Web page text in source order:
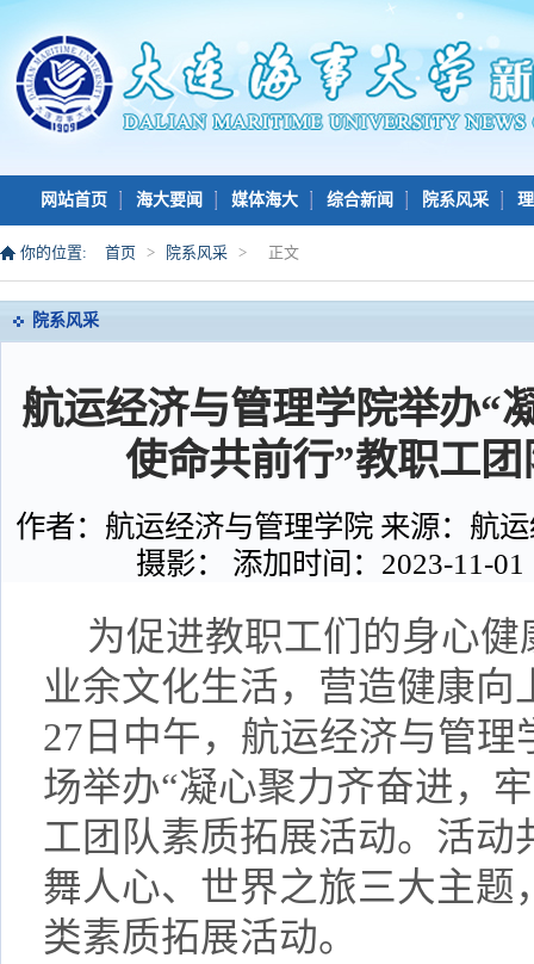
网站首页 海大要闻 媒体海大 综合新闻 院系风采
学习党的二十大精神专题网站
你的位置: 首页 > 院系风采 > 正文
院系风采
航运经济与管理学院举办“
使命共前行”教职工
作者：航运经济与管理学院 来源：航
摄影： 添加时间：2023-11-
为促进教职工们的身心
业余文化生活，营造健康向
27日中午，航运经济与管
场举办“凝心聚力齐奋进，
工团队素质拓展活动。活动
舞人心、世界之旅三大主题
类素质拓展活动。